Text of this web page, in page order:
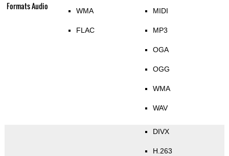
Formats Audio WMA
FLAC
MIDI
MP3
OGA
OGG
WMA
WAV
DIVX
H.263